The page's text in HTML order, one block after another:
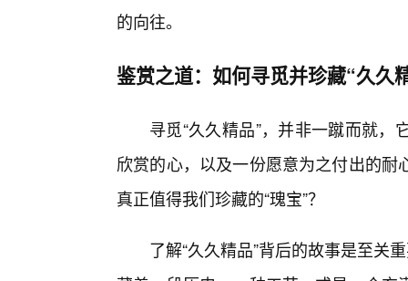
的向往。
鉴赏之道：如何寻觅并珍藏“久久
寻觅“久久精品”，并非一蹴而就
欣赏的心，以及一份愿意为之付出的
真正值得我们珍藏的“瑰宝”？
了解“久久精品”背后的故事是至关